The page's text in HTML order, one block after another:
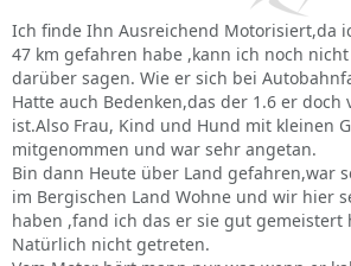
Ich finde Ihn Ausreichend Motorisiert,da
47 km gefahren habe ,kann ich noch
darüber sagen. Wie er sich bei
Hatte auch Bedenken,das der 1.6 er doch
ist.Also Frau, Kind und Hund mit kleinen
mitgenommen und war sehr angetan.
Bin dann Heute über Land gefahren,war
im Bergischen Land Wohne und wir hier
haben ,fand ich das er sie gut gemeistert
Natürlich nicht getreten.